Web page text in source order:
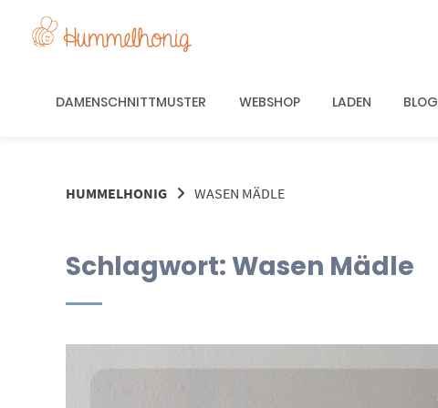
DAMENSCHNITTMUSTER WEBSHOP LADEN BLOG
HUMMELHONIG WASEN MÄDLE
Schlagwort:Wasen Mädle